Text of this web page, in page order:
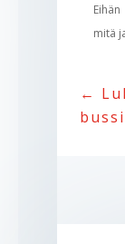
mitä
←